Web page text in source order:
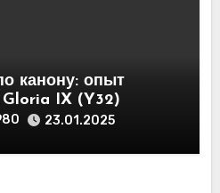
канону: опыт
IX (Y32)
23.01.2025